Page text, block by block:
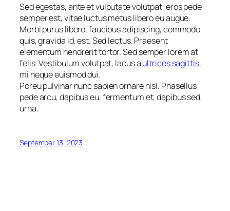
Sed egestas, ante et vulputate volutpat, eros pede
semper est, vitae luctus metus libero eu augue.
Morbi purus libero, faucibus adipiscing, commodo
quis, gravida id, est. Sed lectus. Praesent
elementum hendrerit tortor. Sed semper lorem at
felis. Vestibulum volutpat, lacus aultrices sagittis,
mi neque euismod dui.
Poreu pulvinar nunc sapien ornare nisl. Phasellus
pede arcu, dapibus eu, fermentum et, dapibus sed,
urna.
September 13, 2023